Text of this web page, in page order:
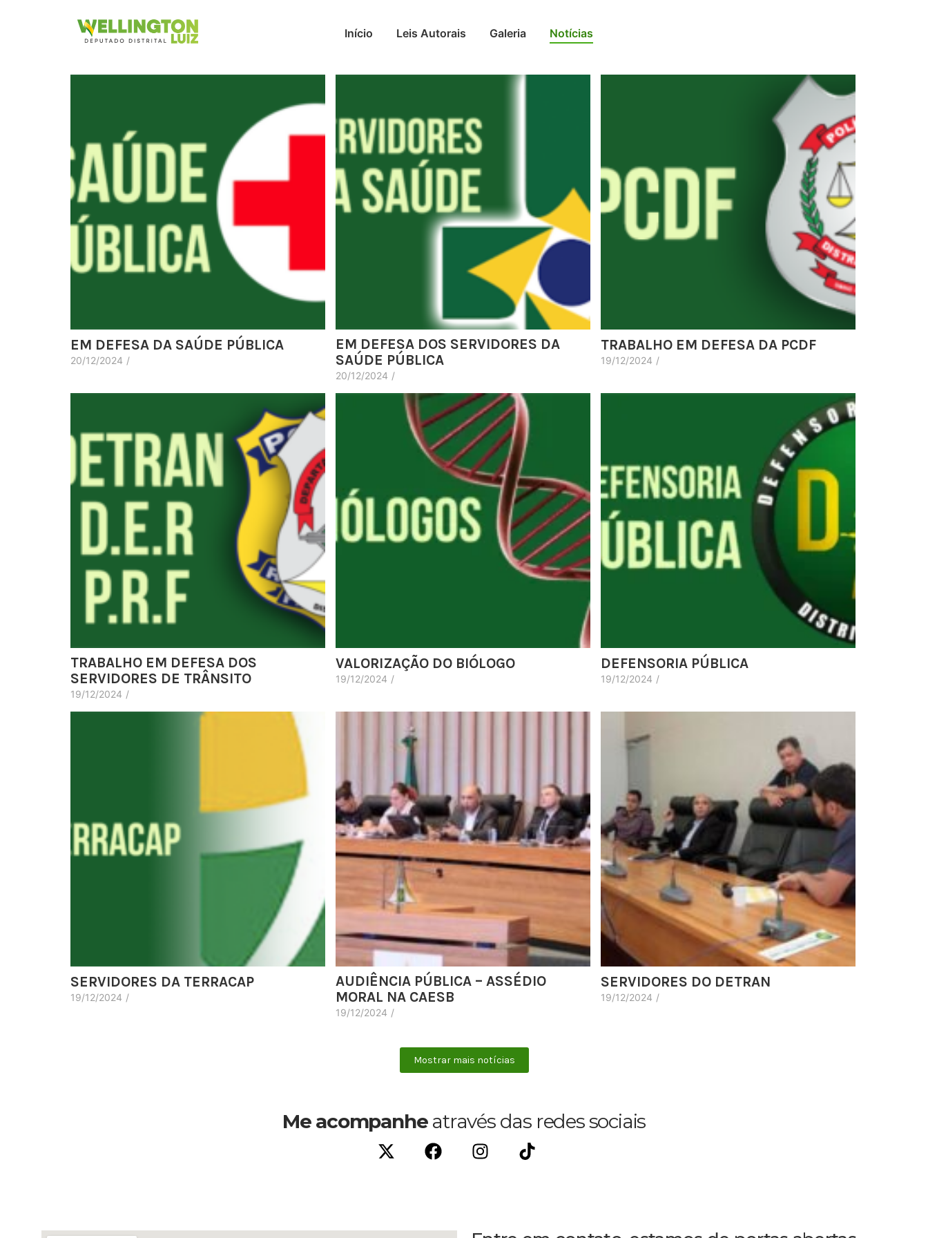
Início Leis Autorais Galeria Notícias
EM DEFESA DA SAÚDE PÚBLICA
20/12/2024 /
EM DEFESA DOS SERVIDORES DA
SAÚDE PÚBLICA
20/12/2024 /
TRABALHO EM DEFESA DA PCDF
19/12/2024 /
TRABALHO EM DEFESA DOS
SERVIDORES DE TRÂNSITO
19/12/2024 /
VALORIZAÇÃO DO BIÓLOGO
19/12/2024 /
DEFENSORIA PÚBLICA
19/12/2024 /
SERVIDORES DA TERRACAP
19/12/2024 /
AUDIÊNCIA PÚBLICA – ASSÉDIO
MORAL NA CAESB
19/12/2024 /
SERVIDORES DO DETRAN
19/12/2024 /
Mostrar mais notícias
Me acompanheatravés das redes sociais